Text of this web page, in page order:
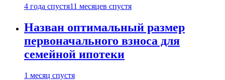
4 года спустя11 месяцев спустя
Назван оптимальный размер
первоначального взноса для
семейной ипотеки
1 месяц спустя